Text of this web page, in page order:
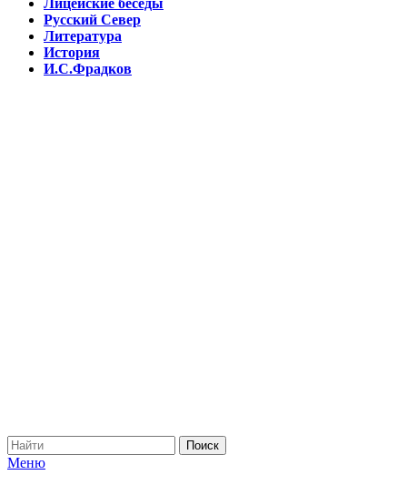
Лицейские беседы
Русский Север
Литература
История
И.С.Фрадков
Меню